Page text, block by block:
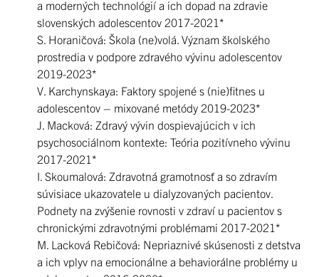
a moderných technológií a ich dopad na zdravie
slovenských adolescentov 2017-2021*
S. Horaničová: Škola (ne)volá. Význam školského
prostredia v podpore zdravého vývinu adolescentov
2019-2023*
V. Karchynskaya: Faktory spojené s (nie)fitnes u
adolescentov – mixované metódy 2019-2023*
J. Macková: Zdravý vývin dospievajúcich v ich
psychosociálnom kontexte: Teória pozitívneho vývinu
2017-2021*
I. Skoumalová: Zdravotná gramotnosť a so zdravím
súvisiace ukazovatele u dialyzovaných pacientov.
Podnety na zvýšenie rovnosti v zdraví u pacientov s
chronickými zdravotnými problémami 2017-2021*
M. Lacková Rebičová: Nepriaznivé skúsenosti z detstva
a ich vplyv na emocionálne a behaviorálne problémy u